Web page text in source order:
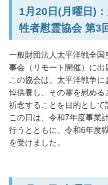
1月20日(月曜日)
牲者慰霊協会 第3
一般財団法人太平洋戦全
事会（リモート開催）に出
この協会は、太平洋戦争
悼供養し、その霊を慰め
祈念することを目的として
この日は、令和7年度事業
行うとともに、令和6年度
を受けました。